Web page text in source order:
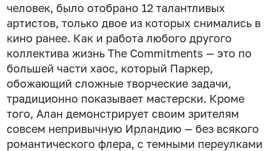
человек, было отобрано 12 талантливых
артистов, только двое из которых снимались в
кино ранее. Как и работа любого другого
коллектива жизнь The Commitments — это по
большей части хаос, который Паркер,
обожающий сложные творческие задачи,
традиционно показывает мастерски. Кроме
того, Алан демонстрирует своим зрителям
совсем непривычную Ирландию — без всякого
романтического флера, с темными переулками